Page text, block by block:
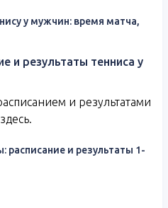
у мужчин: время матча,
и результаты тенниса у
и результатами
расписание и результаты 1-